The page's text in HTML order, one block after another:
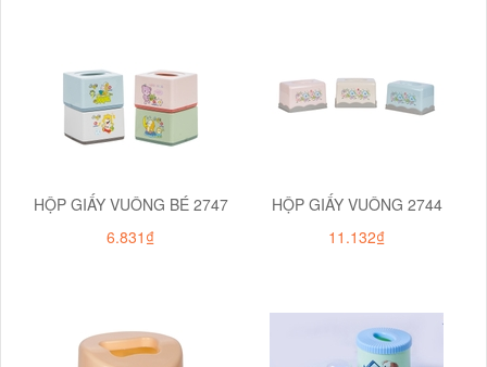
HỘP GIẤY VUÔNG BÉ 2747
6.831₫
HỘP GIẤY VUÔNG 2744
11.132₫